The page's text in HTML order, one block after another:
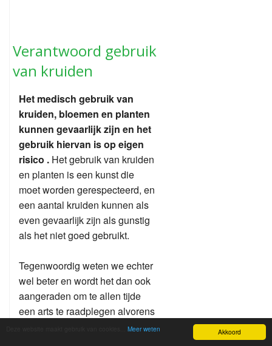
Akkoord
Meer weten
Verantwoord gebruik
van kruiden
Het medisch gebruik van
kruiden, bloemen en planten
kunnen gevaarlijk zijn en het
gebruik hiervan is op eigen
risico . Het gebruik van kruiden
en planten is een kunst die
moet worden gerespecteerd, en
een aantal kruiden kunnen als
even gevaarlijk zijn als gunstig
als het niet goed gebruikt.
Tegenwoordig weten we echter
wel beter en wordt het dan ook
aangeraden om te allen tijde
een arts te raadplegen alvorens
er uiteraard geneeskundige